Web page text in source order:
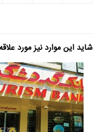
شاید این موارد نیز مورد